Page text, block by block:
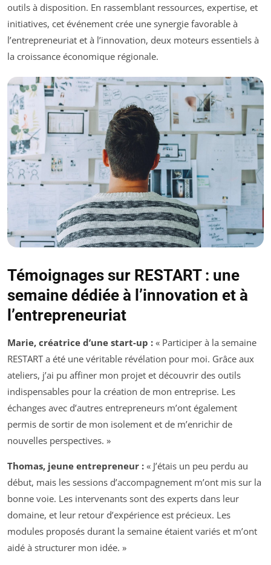
outils à disposition. En rassemblant ressources, expertise, et
initiatives, cet événement crée une synergie favorable à
l’entrepreneuriat et à l’innovation, deux moteurs essentiels à
la croissance économique régionale.
Témoignages sur RESTART : une
semaine dédiée à l’innovation et à
l’entrepreneuriat
Marie, créatrice d’une start-up : « Participer à la semaine
RESTART a été une véritable révélation pour moi. Grâce aux
ateliers, j’ai pu affiner mon projet et découvrir des outils
indispensables pour la création de mon entreprise. Les
échanges avec d’autres entrepreneurs m’ont également
permis de sortir de mon isolement et de m’enrichir de
nouvelles perspectives. »
Thomas, jeune entrepreneur : « J’étais un peu perdu au
début, mais les sessions d’accompagnement m’ont mis sur la
bonne voie. Les intervenants sont des experts dans leur
domaine, et leur retour d’expérience est précieux. Les
modules proposés durant la semaine étaient variés et m’ont
aidé à structurer mon idée. »